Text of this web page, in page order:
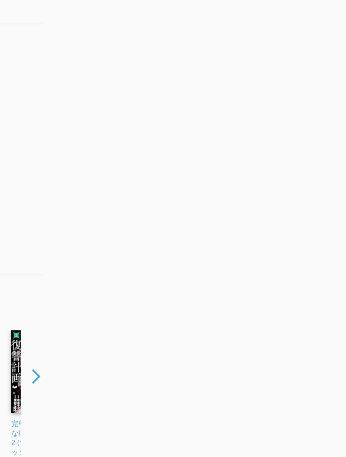
完璧ワイフによる完璧
な復讐計画 単行本版
2 (マーガレットコミ
ックスDIG...